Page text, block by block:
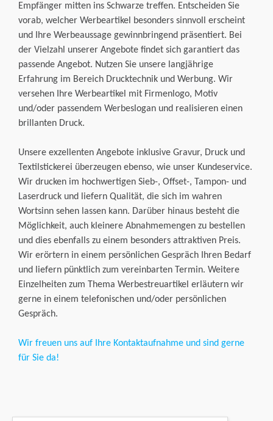
Empfänger mitten ins Schwarze treffen. Entscheiden Sie
vorab, welcher Werbeartikel besonders sinnvoll erscheint
und Ihre Werbeaussage gewinnbringend präsentiert. Bei
der Vielzahl unserer Angebote findet sich garantiert das
passende Angebot. Nutzen Sie unsere langjährige
Erfahrung im Bereich Drucktechnik und Werbung. Wir
versehen Ihre Werbeartikel mit Firmenlogo, Motiv
und/oder passendem Werbeslogan und realisieren einen
brillanten Druck.
Unsere exzellenten Angebote inklusive Gravur, Druck und
Textilstickerei überzeugen ebenso, wie unser Kundeservice.
Wir drucken im hochwertigen Sieb-, Offset-, Tampon- und
Laserdruck und liefern Qualität, die sich im wahren
Wortsinn sehen lassen kann. Darüber hinaus besteht die
Möglichkeit, auch kleinere Abnahmemengen zu bestellen
und dies ebenfalls zu einem besonders attraktiven Preis.
Wir erörtern in einem persönlichen Gespräch Ihren Bedarf
und liefern pünktlich zum vereinbarten Termin. Weitere
Einzelheiten zum Thema Werbestreuartikel erläutern wir
gerne in einem telefonischen und/oder persönlichen
Gespräch.
Wir freuen uns auf Ihre Kontaktaufnahme und sind gerne
für Sie da!